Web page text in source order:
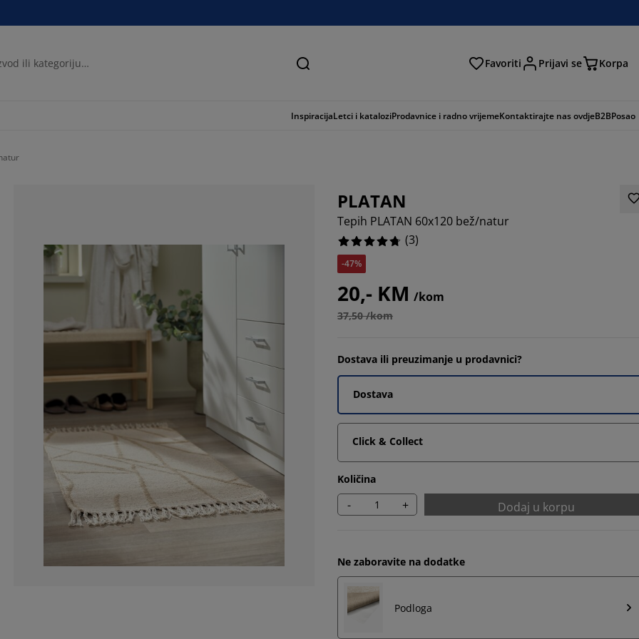
Traži Favoriti Prijavi se Korpa
InspiracijaLetci i kataloziProdavnice i radno vrijemeKontaktirajte nas ovdjeB2BPosao
PLATAN
Tepih PLATAN 60x120 bež/natur
(3)
-47%
20,- KM /kom
37,50 /kom
Dostava ili preuzimanje u prodavnici?
Dostava
Click & Collect
Količina
- + Dodaj u korpu
Ne zaboravite na dodatke
Podloga
33.33333333333333%